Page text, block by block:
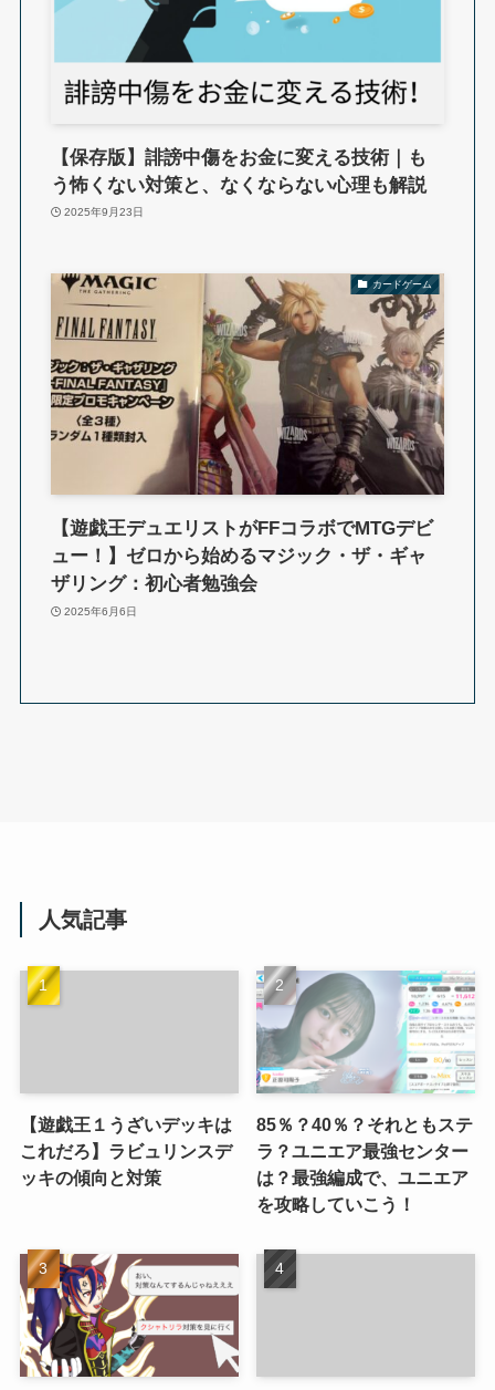
【保存版】誹謗中傷をお金に変える技術｜も
う怖くない対策と、なくならない心理も解説
2025年9月23日
カードゲーム
【遊戯王デュエリストがFFコラボでMTGデビ
ュー！】ゼロから始めるマジック・ザ・ギャ
ザリング：初心者勉強会
2025年6月6日
人気記事
【遊戯王１うざいデッキは
これだろ】ラビュリンスデ
ッキの傾向と対策
85％？40％？それともステ
ラ？ユニエア最強センター
は？最強編成で、ユニエア
を攻略していこう！